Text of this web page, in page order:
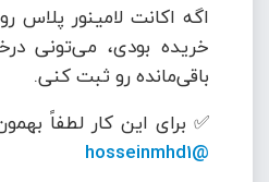
اگه اکانت لامینور پلاس
خریده بودی، می‌تونی
باقی‌مانده رو ثبت کنی.
✅ برای این کار لطفاً
@hosseinmhd1